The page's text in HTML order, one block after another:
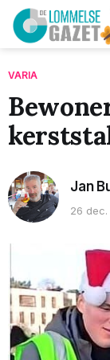
VARIA
Jan
26